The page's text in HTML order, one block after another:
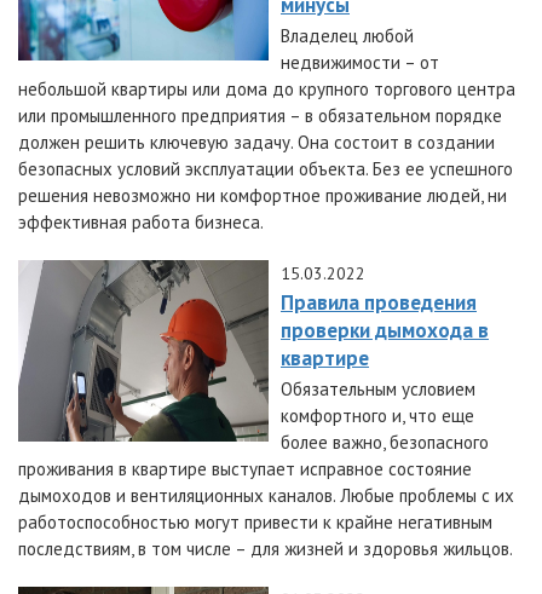
Владелец любой
недвижимости – от
небольшой квартиры или дома до крупного торгового центра
или промышленного предприятия – в обязательном порядке
должен решить ключевую задачу. Она состоит в создании
безопасных условий эксплуатации объекта. Без ее успешного
решения невозможно ни комфортное проживание людей, ни
эффективная работа бизнеса.
15.03.2022
Правила проведения
проверки дымохода в
квартире
Обязательным условием
комфортного и, что еще
более важно, безопасного
проживания в квартире выступает исправное состояние
дымоходов и вентиляционных каналов. Любые проблемы с их
работоспособностью могут привести к крайне негативным
последствиям, в том числе – для жизней и здоровья жильцов.